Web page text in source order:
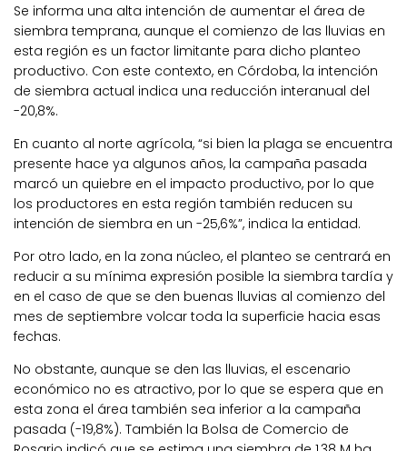
Se informa una alta intención de aumentar el área de
siembra temprana, aunque el comienzo de las lluvias en
esta región es un factor limitante para dicho planteo
productivo. Con este contexto, en Córdoba, la intención
de siembra actual indica una reducción interanual del
-20,8%.
En cuanto al norte agrícola, “si bien la plaga se encuentra
presente hace ya algunos años, la campaña pasada
marcó un quiebre en el impacto productivo, por lo que
los productores en esta región también reducen su
intención de siembra en un -25,6%”, indica la entidad.
Por otro lado, en la zona núcleo, el planteo se centrará en
reducir a su mínima expresión posible la siembra tardía y
en el caso de que se den buenas lluvias al comienzo del
mes de septiembre volcar toda la superficie hacia esas
fechas.
No obstante, aunque se den las lluvias, el escenario
económico no es atractivo, por lo que se espera que en
esta zona el área también sea inferior a la campaña
pasada (-19,8%). También la Bolsa de Comercio de